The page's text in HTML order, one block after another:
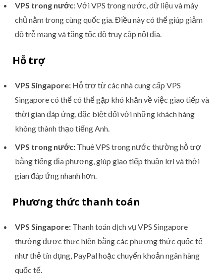
VPS trong nước: Với VPS trong nước, dữ liệu và máy
chủ nằm trong cùng quốc gia. Điều này có thể giúp giảm
độ trễ mạng và tăng tốc độ truy cập nội địa.
Hỗ trợ
VPS Singapore: Hỗ trợ từ các nhà cung cấp VPS
Singapore có thể có thể gặp khó khăn về việc giao tiếp và
thời gian đáp ứng, đặc biệt đối với những khách hàng
không thành thạo tiếng Anh.
VPS trong nước: Thuê VPS trong nước thường hỗ trợ
bằng tiếng địa phương, giúp giao tiếp thuận lợi và thời
gian đáp ứng nhanh hơn.
Phương thức thanh toán
VPS Singapore: Thanh toán dịch vụ VPS Singapore
thường được thực hiện bằng các phương thức quốc tế
như thẻ tín dụng, PayPal hoặc chuyển khoản ngân hàng
quốc tế.